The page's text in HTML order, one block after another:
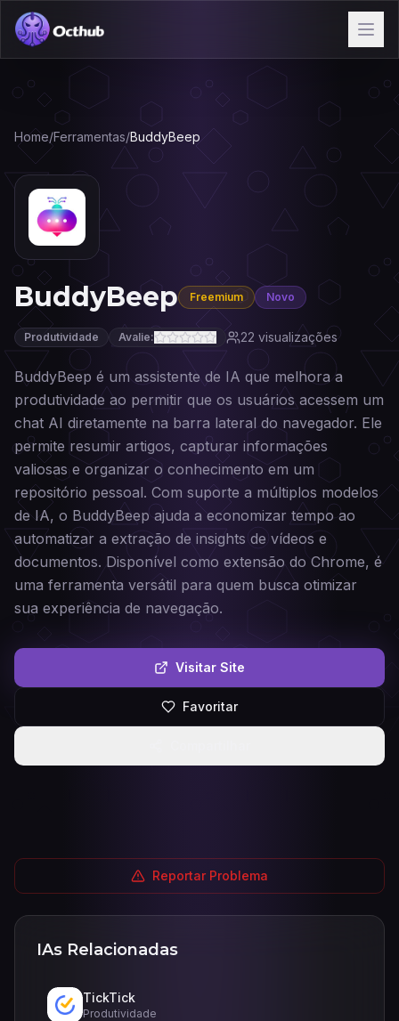
Home/Ferramentas/BuddyBeep
BuddyBeep Freemium Novo
Produtividade Avalie: 22 visualizações
BuddyBeep é um assistente de IA que melhora a
produtividade ao permitir que os usuários acessem um
chat AI diretamente na barra lateral do navegador. Ele
permite resumir artigos, capturar informações
valiosas e organizar o conhecimento em um
repositório pessoal. Com suporte a múltiplos modelos
de IA, o BuddyBeep ajuda a economizar tempo ao
automatizar a extração de insights de vídeos e
documentos. Disponível como extensão do Chrome, é
uma ferramenta versátil para quem busca otimizar
sua experiência de navegação.
Visitar Site
Favoritar
Reportar Problema
IAs Relacionadas
TickTick
Produtividade